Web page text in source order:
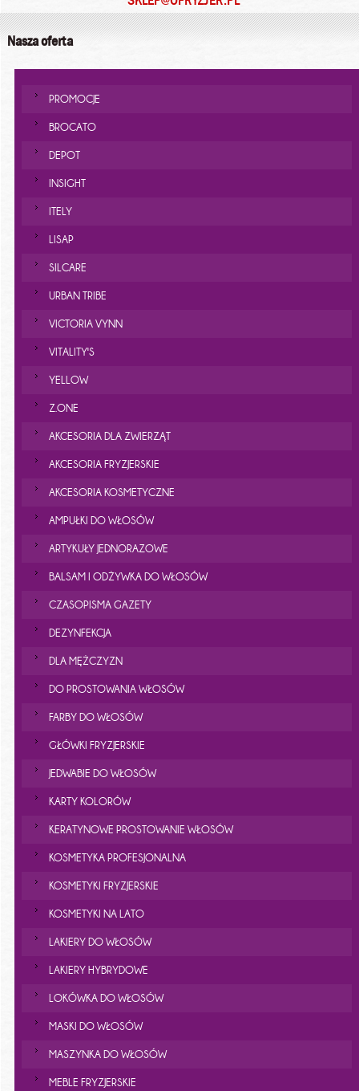
Nasza oferta
PROMOCJE
BROCATO
DEPOT
INSIGHT
ITELY
LISAP
SILCARE
URBAN TRIBE
VICTORIA VYNN
VITALITY'S
YELLOW
Z.ONE
AKCESORIA DLA ZWIERZĄT
AKCESORIA FRYZJERSKIE
AKCESORIA KOSMETYCZNE
AMPUŁKI DO WŁOSÓW
ARTYKUŁY JEDNORAZOWE
BALSAM I ODŻYWKA DO WŁOSÓW
CZASOPISMA GAZETY
DEZYNFEKCJA
DLA MĘŻCZYZN
DO PROSTOWANIA WŁOSÓW
FARBY DO WŁOSÓW
GŁÓWKI FRYZJERSKIE
JEDWABIE DO WŁOSÓW
KARTY KOLORÓW
KERATYNOWE PROSTOWANIE WŁOSÓW
KOSMETYKA PROFESJONALNA
KOSMETYKI FRYZJERSKIE
KOSMETYKI NA LATO
LAKIERY DO WŁOSÓW
LAKIERY HYBRYDOWE
LOKÓWKA DO WŁOSÓW
MASKI DO WŁOSÓW
MASZYNKA DO WŁOSÓW
MEBLE FRYZJERSKIE